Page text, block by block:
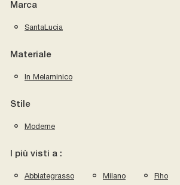
Marca
SantaLucia
Materiale
In Melaminico
Stile
Moderne
I più visti a :
Abbiategrasso Milano Rho